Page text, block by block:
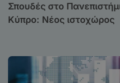
Σπουδές στο
Κύπρο: Νέος ιστοχώρος